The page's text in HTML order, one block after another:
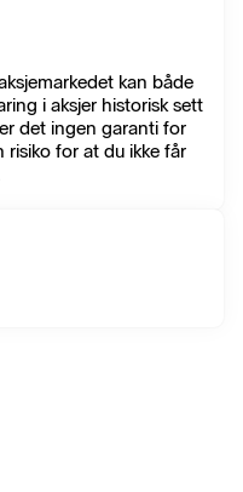
kan både
i aksjer historisk sett
det ingen garanti for
risiko for at du ikke får